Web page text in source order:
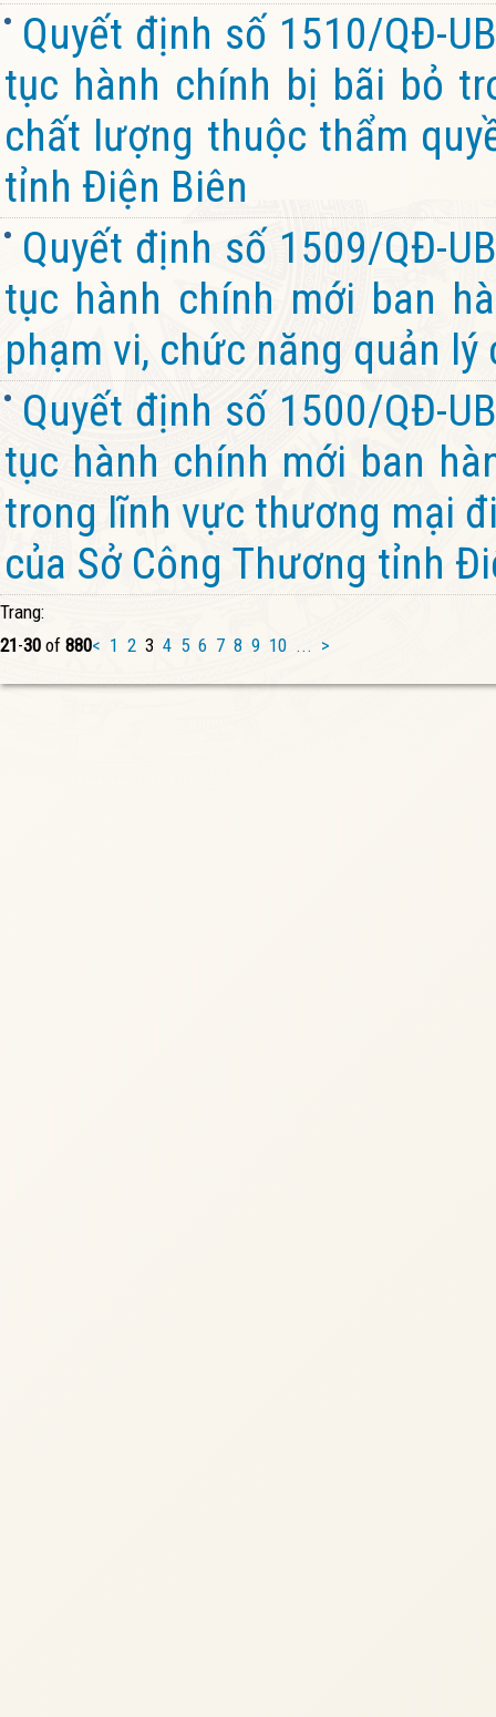
Quyết định số 1510/QĐ-
tục hành chính bị bãi bỏ
chất lượng thuộc thẩm
tỉnh Điện Biên
Quyết định số 1509/QĐ-
tục hành chính mới ban
phạm vi, chức năng quản
Quyết định số 1500/QĐ-
tục hành chính mới ban
trong lĩnh vực thương mại
của Sở Công Thương tỉnh
Trang:
21-30 of 880< 1 2 3 4 5 6 7 8 9 10 ... >